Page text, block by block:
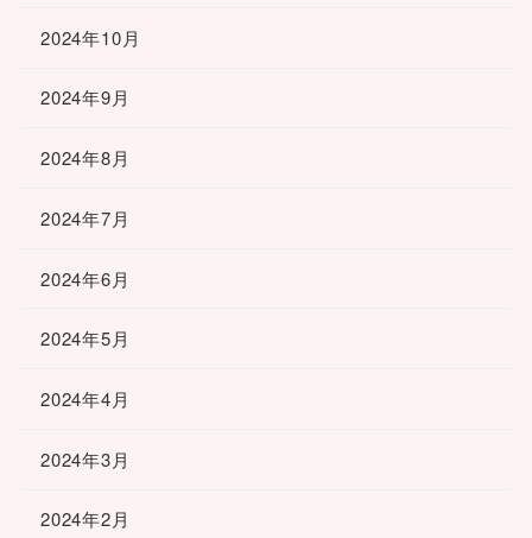
2024年10月
2024年9月
2024年8月
2024年7月
2024年6月
2024年5月
2024年4月
2024年3月
2024年2月